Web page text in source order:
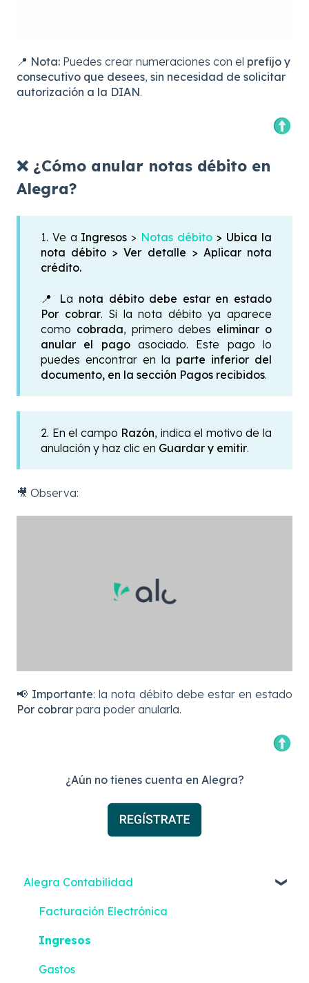
📍 Nota: Puedes crear numeraciones con el prefijo y
consecutivo que desees, sin necesidad de solicitar
autorización a la DIAN.
❌ ¿Cómo anular notas débito en
Alegra?
1. Ve a Ingresos > Notas débito > Ubica la
nota débito > Ver detalle > Aplicar nota
crédito.
📍 La nota débito debe estar en estado
Por cobrar. Si la nota débito ya aparece
como cobrada, primero debes eliminar o
anular el pagoasociado. Este pago lo
puedes encontrar en la parte inferior del
documento, en la sección Pagos recibidos.
2. En el campo Razón, indica el motivo de la
anulación y haz clic en Guardar y emitir.
🎥 Observa:
📢 Importante: la nota débito debe estar en estado
Por cobrar para poder anularla.
¿Aún no tienes cuenta en Alegra?
Alegra Contabilidad
Facturación Electrónica
Ingresos
Gastos